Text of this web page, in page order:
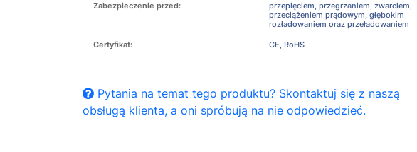
Zabezpieczenie przed:
przepięciem, przegrzaniem, zwarciem,
przeciążeniem prądowym, głębokim
rozładowaniem oraz przeładowaniem
Certyfikat: CE, RoHS
Pytania na temat tego produktu? Skontaktuj się z naszą
obsługą klienta, a oni spróbują na nie odpowiedzieć.